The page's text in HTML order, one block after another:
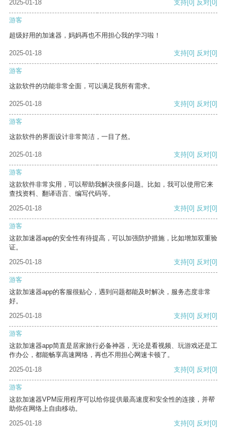
2025-01-18 支持 [0] 反对 [0]
游客
超级好用的加速器，妈妈再也不用担心我的学习啦！
2025-01-18 支持[0] 反对[0]
游客
这款软件的功能非常全面，可以满足我所有需求。
2025-01-18 支持[0] 反对[0]
游客
这款软件的界面设计非常简洁，一目了然。
2025-01-18 支持[0] 反对[0]
游客
这款软件非常实用，可以帮助我解决很多问题。比如，我可以使用它来
查找资料、翻译语言、编写代码等。
2025-01-18
支持[0] 反对[0]
游客
这款加速器app的安全性有待提高，可以加强防护措施，比如增加双重验
证。
2025-01-18
支持[0] 反对[0]
游客
这款加速器app的客服很贴心，遇到问题都能及时解决，服务态度非常
好。
2025-01-18
支持[0] 反对[0]
游客
这款加速器app简直是居家旅行必备神器，无论是看视频、玩游戏还是工
作办公，都能畅享高速网络，再也不用担心网速卡顿了。
2025-01-18
支持[0] 反对[0]
游客
这款加速器VPM应用程序可以给你提供最高速度和安全性的连接，并帮
助你在网络上自由移动。
2025-01-18
支持[0] 反对[0]